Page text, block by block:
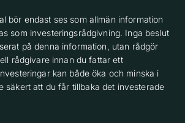
bör endast ses som allmän information
som investeringsrådgivning. Inga beslut
på denna information, utan rådgör
rådgivare innan du fattar ett
kan både öka och minska i
säkert att du får tillbaka det investerade